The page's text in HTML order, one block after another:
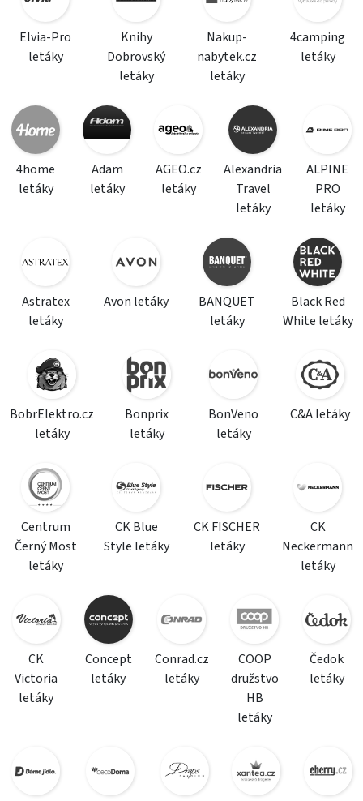
Elvia-Pro
letáky
Knihy
Dobrovský
letáky
Nakup-
nabytek.cz
letáky
4camping
letáky
4home
letáky
Adam
letáky
AGEO.cz
letáky
Alexandria
Travel
letáky
ALPINE
PRO
letáky
Astratex
letáky
Avon letáky
BANQUET
letáky
Black Red
White letáky
BobrElektro.cz
letáky
Bonprix
letáky
BonVeno
letáky
C&A letáky
Centrum
Černý Most
letáky
CK Blue
Style letáky
CK FISCHER
letáky
CK
Neckermann
letáky
CK
Victoria
letáky
Concept
letáky
Conrad.cz
letáky
COOP
družstvo
HB
letáky
Čedok
letáky